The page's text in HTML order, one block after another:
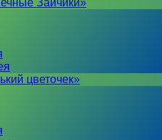
Зайчики»
цветочек»